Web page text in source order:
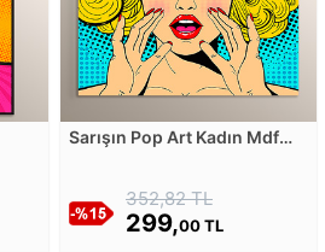
Sarışın Pop Art Kadın Mdf
352,82 TL
299,00 TL